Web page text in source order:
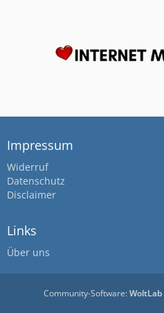
Impressum
Widerruf
Datenschutz
Disclaimer
Links
Über uns
Community-Software: